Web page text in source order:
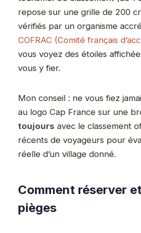
repose sur une grille de 200
vérifiés par un organisme
COFRAC (Comité français
vous voyez des étoiles
vous y fier.
Mon conseil : ne vous fiez
au logo Cap France sur une
toujours avec le classement
récents de voyageurs pour
réelle d’un village donné.
Comment réserver
pièges